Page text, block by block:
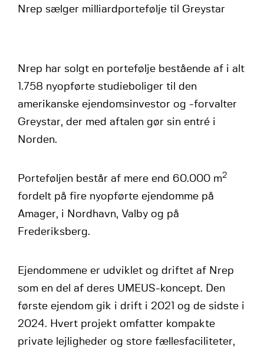
Nrep sælger milliardportefølje til Greystar
Nrep har solgt en portefølje bestående af i alt
1.758 nyopførte studieboliger til den
amerikanske ejendomsinvestor og -forvalter
Greystar, der med aftalen gør sin entré i
Norden.
Porteføljen består af mere end 60.000 m2
fordelt på fire nyopførte ejendomme på
Amager, i Nordhavn, Valby og på
Frederiksberg.
Ejendommene er udviklet og driftet af Nrep
som en del af deres UMEUS-koncept. Den
første ejendom gik i drift i 2021 og de sidste i
2024. Hvert projekt omfatter kompakte
private lejligheder og store fællesfaciliteter,